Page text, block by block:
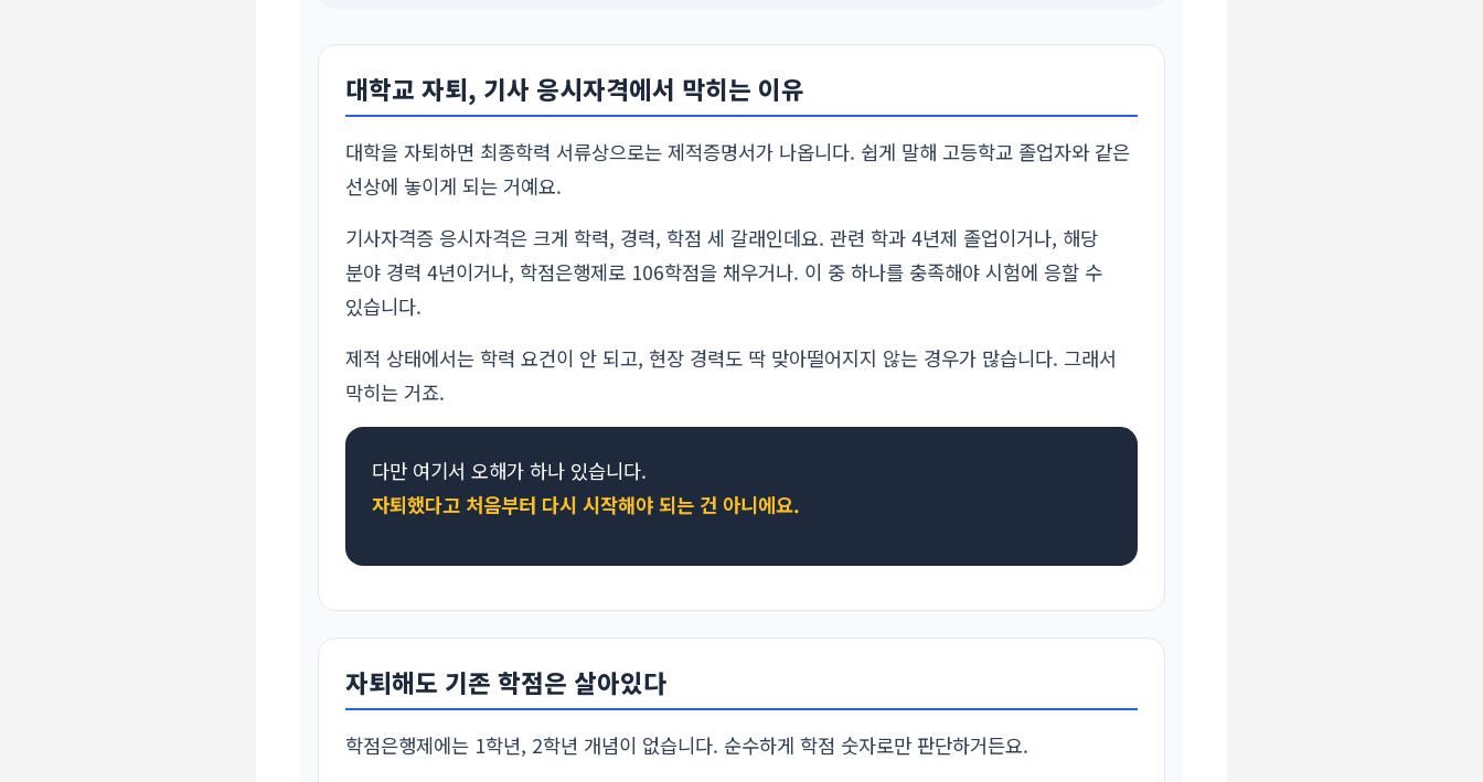
대학교 자퇴, 기사 응시자격에서 막히는 이유
대학을 자퇴하면 최종학력 서류상으로는 제적증명서가 나옵니다. 쉽게 말해 고등학교 졸업자와 같은
선상에 놓이게 되는 거예요.
기사자격증 응시자격은 크게 학력, 경력, 학점 세 갈래인데요. 관련 학과 4년제 졸업이거나, 해당
분야 경력 4년이거나, 학점은행제로 106학점을 채우거나. 이 중 하나를 충족해야 시험에 응할 수
있습니다.
제적 상태에서는 학력 요건이 안 되고, 현장 경력도 딱 맞아떨어지지 않는 경우가 많습니다. 그래서
막히는 거죠.
다만 여기서 오해가 하나 있습니다.
자퇴했다고 처음부터 다시 시작해야 되는 건 아니에요.
자퇴해도 기존 학점은 살아있다
학점은행제에는 1학년, 2학년 개념이 없습니다. 순수하게 학점 숫자로만 판단하거든요.